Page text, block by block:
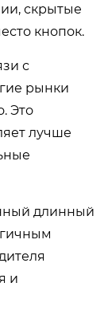
скрытые
кнопок.
с
рынки
Это
лучше
длинный
и